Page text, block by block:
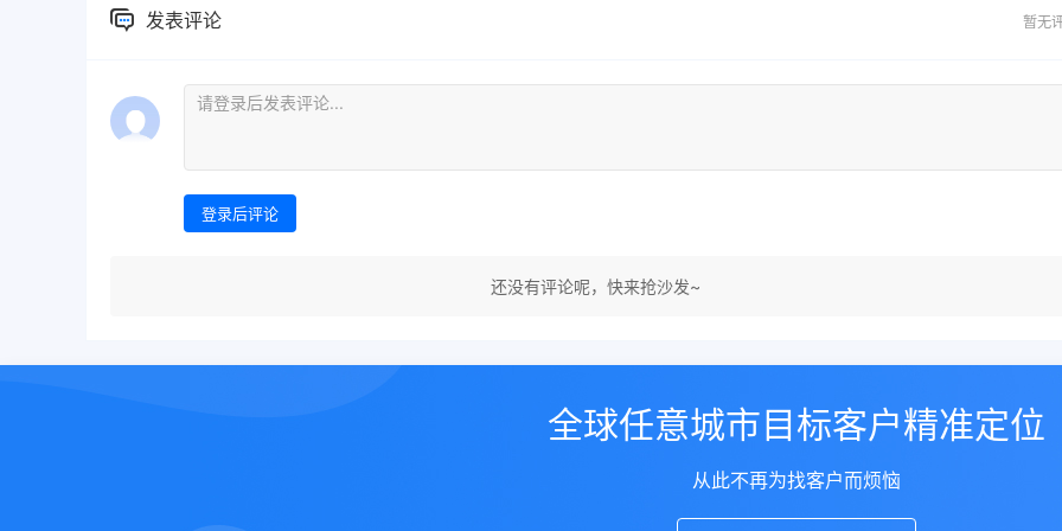
发表评论 暂无
登录后评论
还没有评论呢，快来抢沙发~
全球任意城市目标客户精准定位
从此不再为找客户而烦恼